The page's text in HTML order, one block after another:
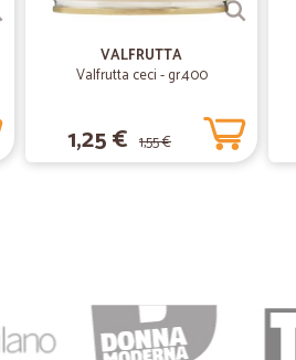
VALFRUTTA
Valfrutta ceci - gr.400
1,25 € 1,55 €